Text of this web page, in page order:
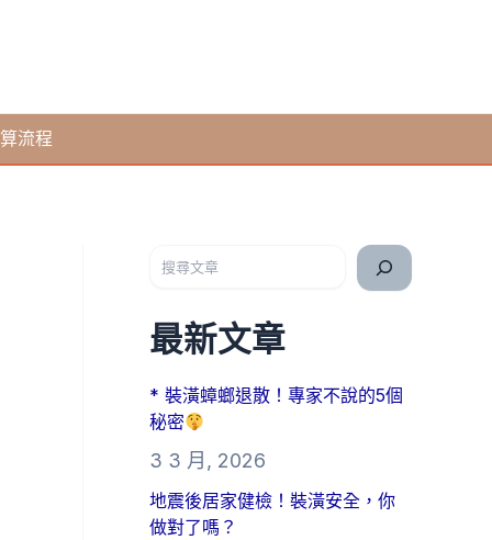
流程
最新文章
* 裝潢蟑螂退散！專家不說的5個
秘密
3 3 月, 2026
地震後居家健檢！裝潢安全，你
做對了嗎？